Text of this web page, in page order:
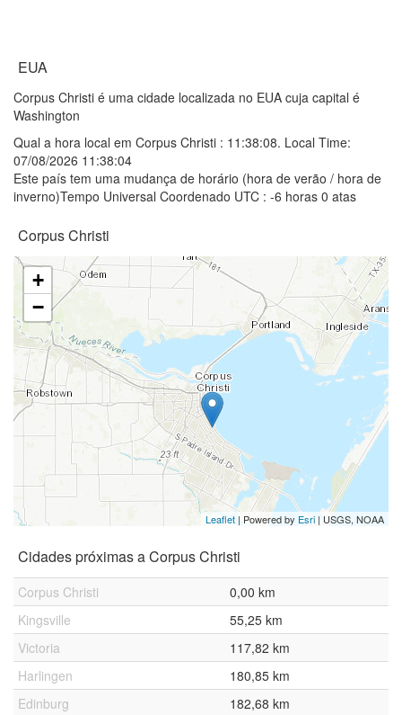
EUA
Corpus Christi é uma cidade localizada no EUA cuja capital é
Washington
Qual a hora local em Corpus Christi : 11:38:08. Local Time:
07/08/2026 11:38:04
Este país tem uma mudança de horário (hora de verão / hora de
inverno)Tempo Universal Coordenado UTC : -6 horas 0 atas
Corpus Christi
+
−
Leaflet | Powered by Esri | USGS, NOAA
Cidades próximas a Corpus Christi
Corpus Christi
0,00 km
Kingsville
55,25 km
Victoria
117,82 km
Harlingen
180,85 km
Edinburg
182,68 km